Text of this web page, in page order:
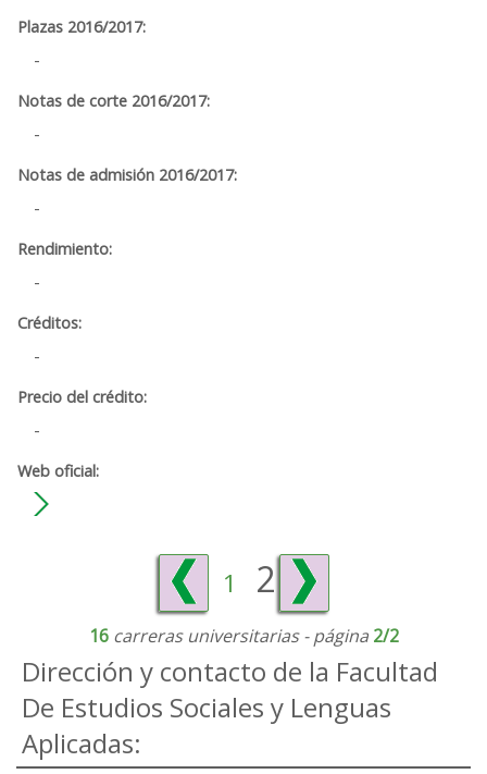
-
-
-
-
-
-
1 2
16carreras universitarias - página 2/2
Dirección y contacto de la Facultad
De Estudios Sociales y Lenguas
Aplicadas: